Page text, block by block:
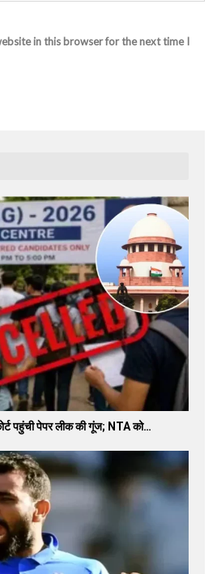
in this browser for the next time I
पहुंची पेपर लीक की गूंज; NTA को…